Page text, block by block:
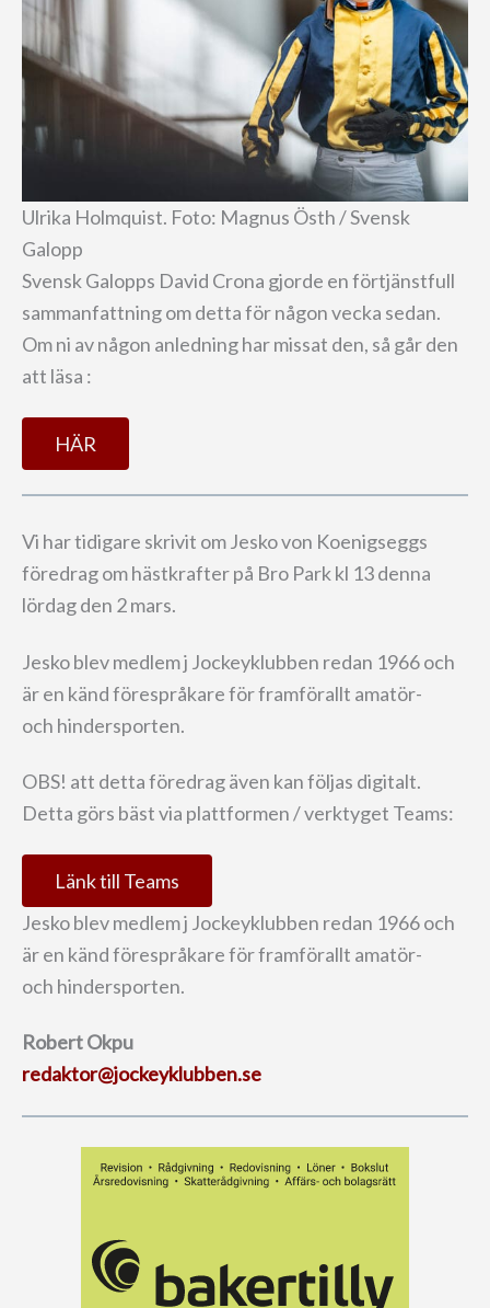
Ulrika Holmquist. Foto: Magnus Östh / Svensk
Galopp
Svensk Galopps David Crona gjorde en förtjänstfull
sammanfattning om detta för någon vecka sedan.
Om ni av någon anledning har missat den, så går den
att läsa :
HÄR
Vi har tidigare skrivit om Jesko von Koenigseggs
föredrag om hästkrafter på Bro Park kl 13 denna
lördag den 2 mars.
Jesko blev medlem j Jockeyklubben redan 1966 och
är en känd förespråkare för framförallt amatör-
och hindersporten.
OBS! att detta föredrag även kan följas digitalt.
Detta görs bäst via plattformen / verktyget Teams:
Länk till Teams
Jesko blev medlem j Jockeyklubben redan 1966 och
är en känd förespråkare för framförallt amatör-
och hindersporten.
Robert Okpu
redaktor@jockeyklubben.se